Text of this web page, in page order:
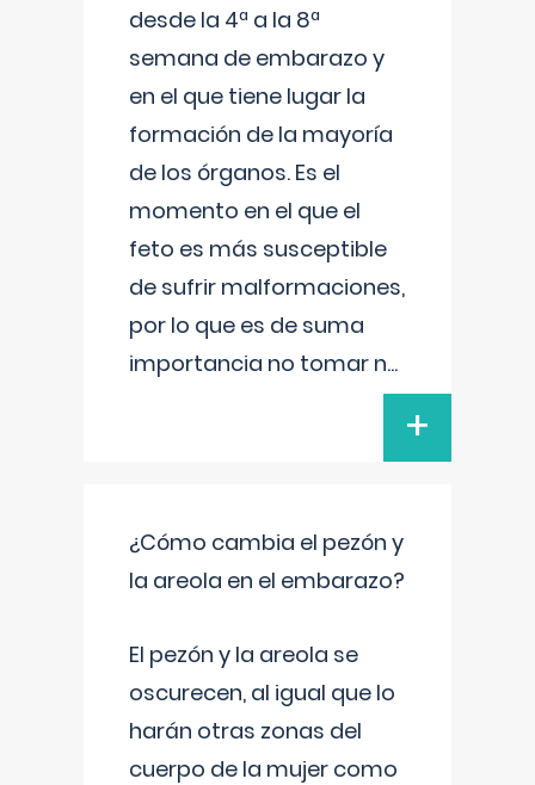
desde la 4ª a la 8ª
semana de embarazo y
en el que tiene lugar la
formación de la mayoría
de los órganos. Es el
momento en el que el
feto es más susceptible
de sufrir malformaciones,
por lo que es de suma
importancia no tomar n...
+
¿Cómo cambia el pezón y
la areola en el embarazo?
El pezón y la areola se
oscurecen, al igual que lo
harán otras zonas del
cuerpo de la mujer como